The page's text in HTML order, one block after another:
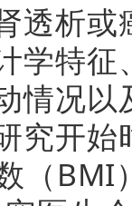
透析
学特
情况
究开
（BMI